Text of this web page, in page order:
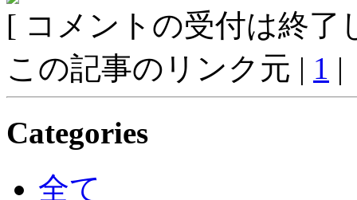
[ コメントの受付は終了
この記事のリンク元 | 1 |
Categories
全て